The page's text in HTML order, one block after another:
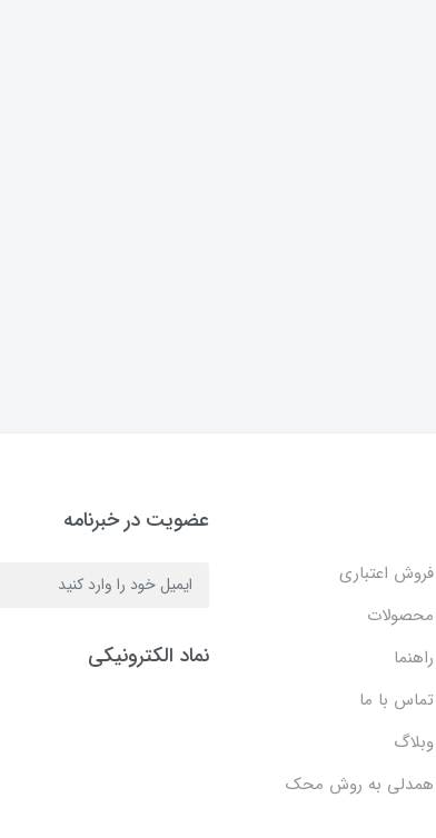
فروش اعتباری
محصولات
راهنما
تماس با ما
وبلاگ
همدلی به روش محک
عضویت در خبرنامه
نماد الکترونیکی